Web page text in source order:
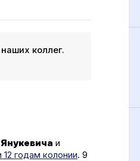
коллег.
и
12 годам колонии. 9